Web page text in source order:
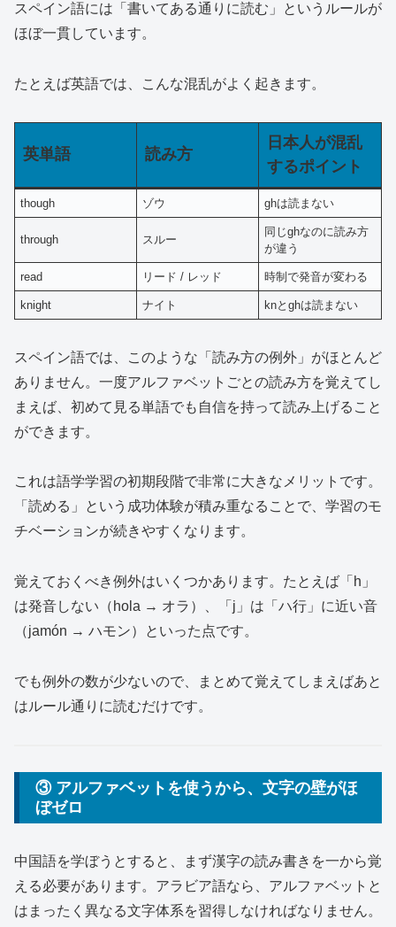
スペイン語には「書いてある通りに読む」というルールが
ほぼ一貫しています。
たとえば英語では、こんな混乱がよく起きます。
英単語 読み方
日本人が混乱
するポイント
though ゾウ ghは読まない
through スルー
同じghなのに読み方
が違う
read リード / レッド 時制で発音が変わる
knight ナイト knとghは読まない
スペイン語では、このような「読み方の例外」がほとんど
ありません。一度アルファベットごとの読み方を覚えてし
まえば、初めて見る単語でも自信を持って読み上げること
ができます。
これは語学学習の初期段階で非常に大きなメリットです。
「読める」という成功体験が積み重なることで、学習のモ
チベーションが続きやすくなります。
覚えておくべき例外はいくつかあります。たとえば「h」
は発音しない（hola → オラ）、「j」は「ハ行」に近い音
（jamón → ハモン）といった点です。
でも例外の数が少ないので、まとめて覚えてしまえばあと
はルール通りに読むだけです。
③ アルファベットを使うから、文字の壁がほ
ぼゼロ
中国語を学ぼうとすると、まず漢字の読み書きを一から覚
える必要があります。アラビア語なら、アルファベットと
はまったく異なる文字体系を習得しなければなりません。